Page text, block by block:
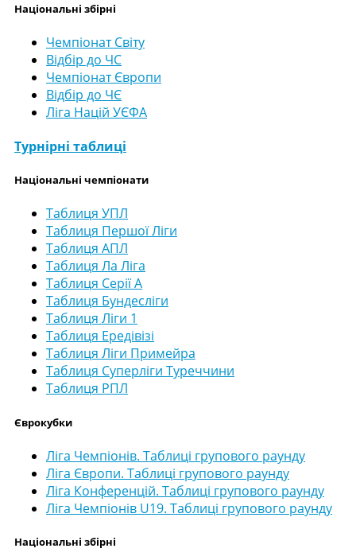
Національні збірні
Чемпіонат Світу
Відбір до ЧС
Чемпіонат Європи
Відбір до ЧЄ
Ліга Націй УЄФА
Турнірні таблиці
Національні чемпіонати
Таблиця УПЛ
Таблиця Першої Ліги
Таблиця АПЛ
Таблиця Ла Ліга
Таблиця Серії А
Таблиця Бундесліги
Таблиця Ліги 1
Таблиця Ередівізі
Таблиця Ліги Примейра
Таблиця Суперліги Туреччини
Таблиця РПЛ
Єврокубки
Ліга Чемпіонів. Таблиці групового раунду
Ліга Європи. Таблиці групового раунду
Ліга Конференцій. Таблиці групового раунду
Ліга Чемпіонів U19. Таблиці групового раунду
Національні збірні